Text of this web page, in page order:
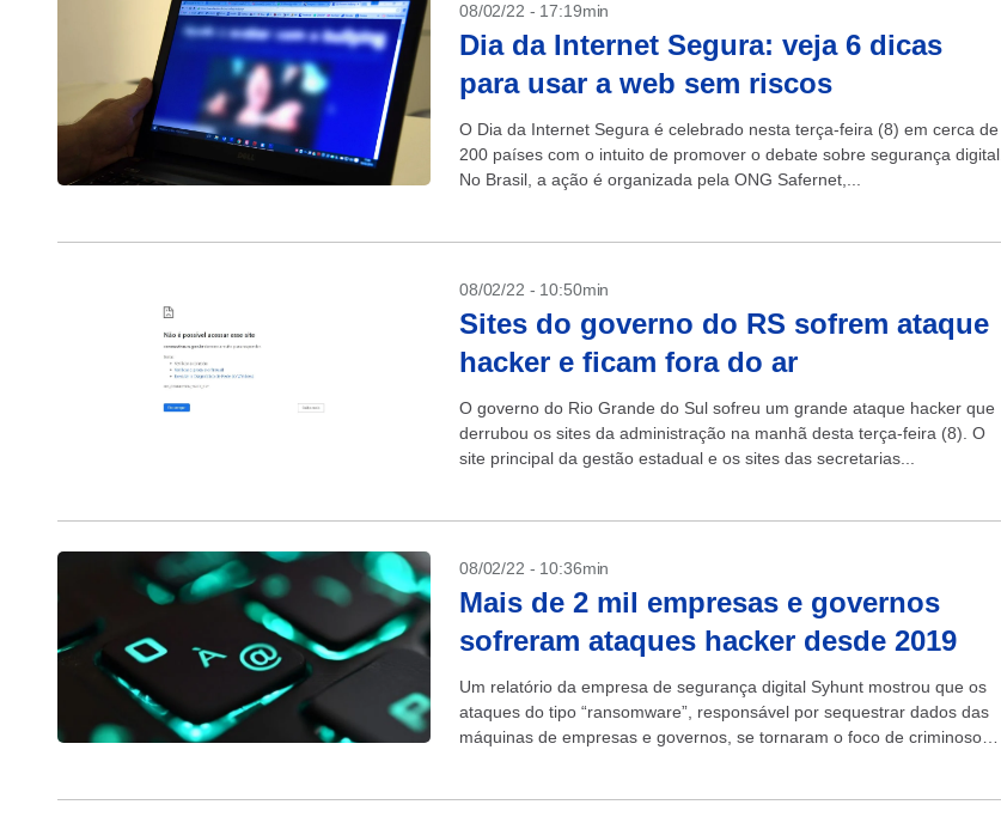
08/02/22 - 17:19min
Dia da Internet Segura: veja 6 dicas
para usar a web sem riscos
O Dia da Internet Segura é celebrado nesta terça-feira (8) em cerca de
200 países com o intuito de promover o debate sobre segurança digital.
No Brasil, a ação é organizada pela ONG Safernet,...
08/02/22 - 10:50min
Sites do governo do RS sofrem ataque
hacker e ficam fora do ar
O governo do Rio Grande do Sul sofreu um grande ataque hacker que
derrubou os sites da administração na manhã desta terça-feira (8). O
site principal da gestão estadual e os sites das secretarias...
08/02/22 - 10:36min
Mais de 2 mil empresas e governos
sofreram ataques hacker desde 2019
Um relatório da empresa de segurança digital Syhunt mostrou que os
ataques do tipo “ransomware”, responsável por sequestrar dados das
máquinas de empresas e governos, se tornaram o foco de criminosos